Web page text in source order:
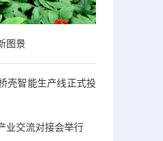
图景
壳智能生产线正式投
业交流对接会举行